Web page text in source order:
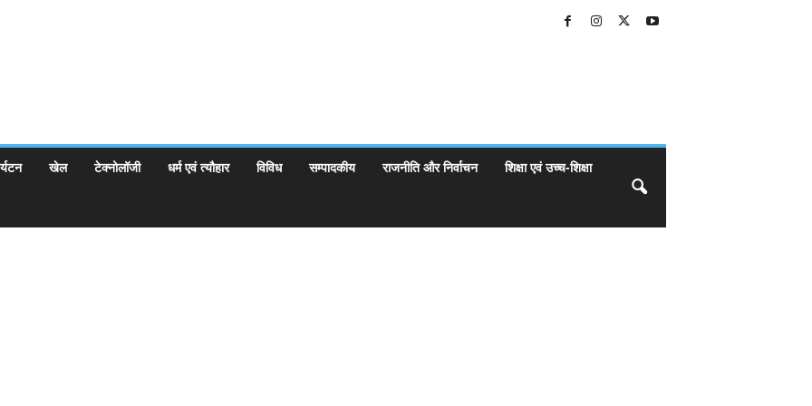
खेल टेक्नोलॉजी धर्म एवं त्यौहार विविध सम्पादकीय राजनीति और निर्वाचन शिक्षा एवं उच्च-शिक्षा